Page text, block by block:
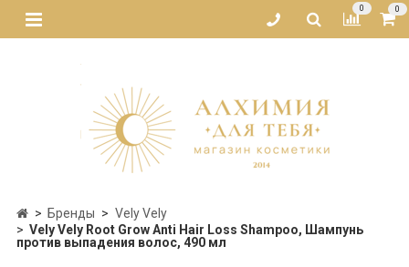
0 0
Бренды
Vely Vely
Vely Vely Root Grow Anti Hair Loss Shampoo, Шампунь
против выпадения волос, 490 мл